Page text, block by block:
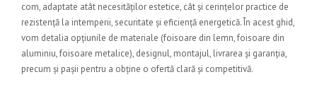
com, adaptate atât necesităților estetice, cât și cerințelor practice de
rezistență la intemperii, securitate și eficiență energetică. În acest ghid,
vom detalia opțiunile de materiale (foisoare din lemn, foisoare din
aluminiu, foisoare metalice), designul, montajul, livrarea și garanția,
precum și pașii pentru a obține o ofertă clară și competitivă.